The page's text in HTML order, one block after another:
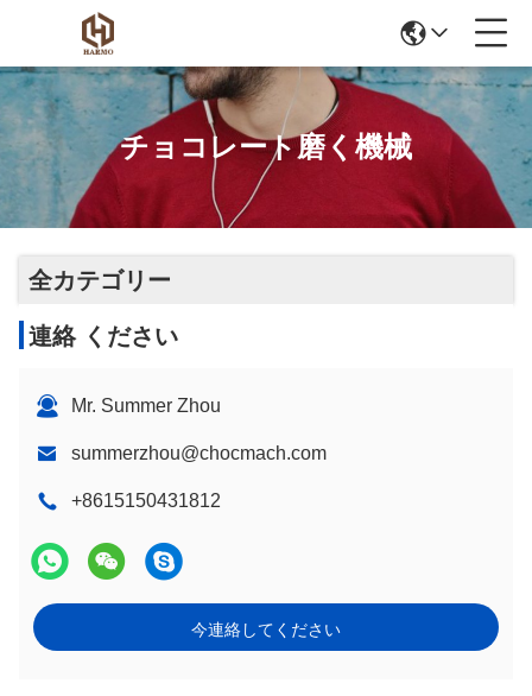
チョコレート磨く機械
全カテゴリー
連絡 ください
Mr. Summer Zhou
summerzhou@chocmach.com
+8615150431812
今連絡してください